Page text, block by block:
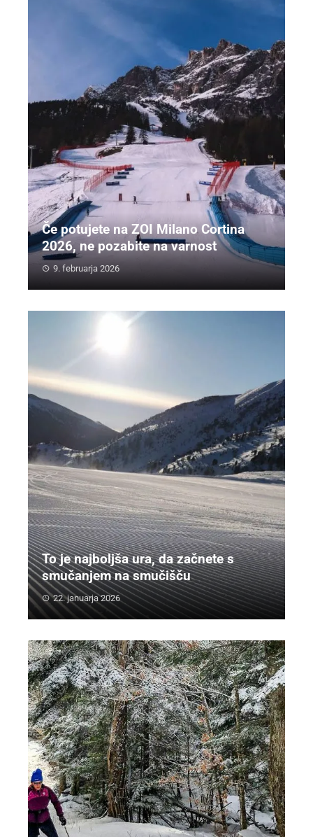
Če potujete na ZOI Milano Cortina
2026, ne pozabite na varnost
9. februarja 2026
To je najboljša ura, da začnete s
smučanjem na smučišču
22. januarja 2026